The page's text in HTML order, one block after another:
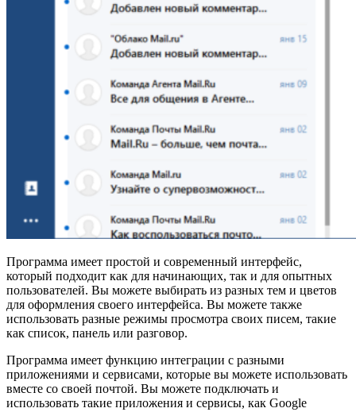
Программа имеет простой и современный интерфейс,
который подходит как для начинающих, так и для опытных
пользователей. Вы можете выбирать из разных тем и цветов
для оформления своего интерфейса. Вы можете также
использовать разные режимы просмотра своих писем, такие
как список, панель или разговор.
Программа имеет функцию интеграции с разными
приложениями и сервисами, которые вы можете использовать
вместе со своей почтой. Вы можете подключать и
использовать такие приложения и сервисы, как Google